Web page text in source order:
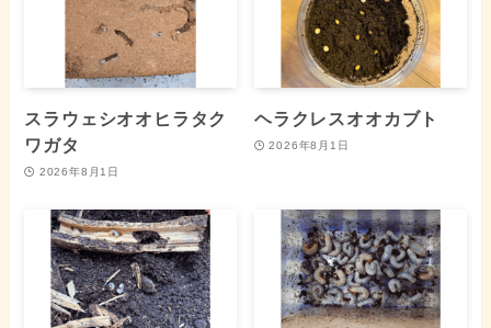
スラウェシオオヒラタク
ワガタ
2026年8月1日
ヘラクレスオオカブト
2026年8月1日